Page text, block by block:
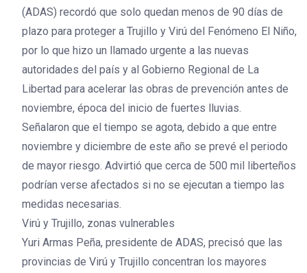
(ADAS) recordó que solo quedan menos de 90 días de
plazo para proteger a Trujillo y Virú del Fenómeno El Niño,
por lo que hizo un llamado urgente a las nuevas
autoridades del país y al Gobierno Regional de La
Libertad para acelerar las obras de prevención antes de
noviembre, época del inicio de fuertes lluvias.
Señalaron que el tiempo se agota, debido a que entre
noviembre y diciembre de este año se prevé el periodo
de mayor riesgo. Advirtió que cerca de 500 mil liberteños
podrían verse afectados si no se ejecutan a tiempo las
medidas necesarias.
Virú y Trujillo, zonas vulnerables
Yuri Armas Peña, presidente de ADAS, precisó que las
provincias de Virú y Trujillo concentran los mayores